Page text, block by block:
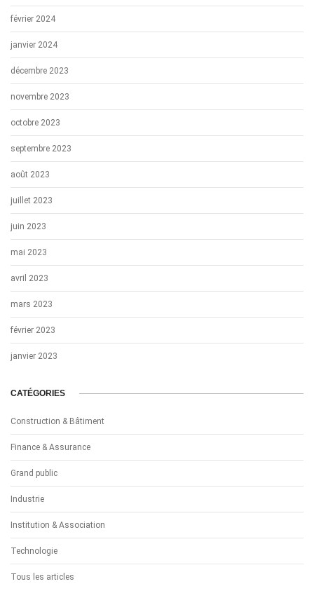
février 2024
janvier 2024
décembre 2023
novembre 2023
octobre 2023
septembre 2023
août 2023
juillet 2023
juin 2023
mai 2023
avril 2023
mars 2023
février 2023
janvier 2023
CATÉGORIES
Construction & Bâtiment
Finance & Assurance
Grand public
Industrie
Institution & Association
Technologie
Tous les articles